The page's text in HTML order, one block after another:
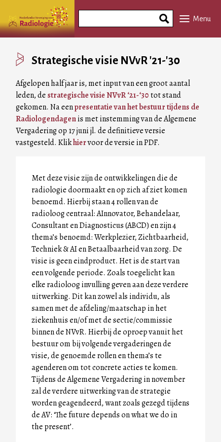
naar
inhoud
Phrase
Menu
Strategische visie NVvR '21-'30
Afgelopen half jaar is, met input van een groot aantal
leden, de strategische visie NVvR ‘21-‘30tot stand
gekomen. Na eenpresentatie van het bestuur tijdens de
Radiologendagenis met instemming van de Algemene
Vergadering op 17 juni jl. de definitieve versie
vastgesteld. Klikhiervoor de versie in PDF.
Met deze visie zijn de ontwikkelingen die de
radiologie doormaakt en op zich af ziet komen
benoemd. Hierbij staan 4 rollen van de
radioloog centraal: AInnovator, Behandelaar,
Consultant en Diagnosticus (ABCD) en zijn 4
thema’s benoemd: Werkplezier, Zichtbaarheid,
Techniek & AI en Betaalbaarheid van zorg. De
visie is geen eindproduct. Het is de start van
een volgende periode. Zoals toegelicht kan
elke radioloog invulling geven aan deze verdere
uitwerking. Dit kan zowel als individu, als
samen met de afdeling/maatschap in het
ziekenhuis en/of met de sectie/commissie
binnen de NVvR. Hierbij de oproep vanuit het
bestuur om bij volgende vergaderingen de
visie, de genoemde rollen en thema’s te
agenderen om tot concrete acties te komen.
Tijdens de Algemene Vergadering in november
zal de verdere uitwerking van de strategie
worden geagendeerd, want zoals gezegd tijdens
de AV: ‘The future depends on what we do in
the present’.